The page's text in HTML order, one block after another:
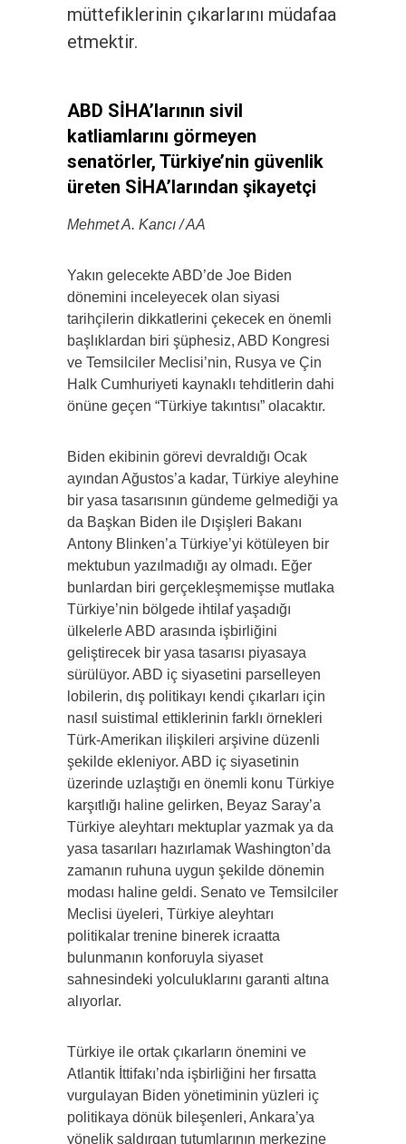
müttefiklerinin çıkarlarını müdafaa
etmektir.
ABD SİHA’larının sivil
katliamlarını görmeyen
senatörler, Türkiye’nin güvenlik
üreten SİHA’larından şikayetçi
Mehmet A. Kancı / AA
Yakın gelecekte ABD’de Joe Biden
dönemini inceleyecek olan siyasi
tarihçilerin dikkatlerini çekecek en önemli
başlıklardan biri şüphesiz, ABD Kongresi
ve Temsilciler Meclisi’nin, Rusya ve Çin
Halk Cumhuriyeti kaynaklı tehditlerin dahi
önüne geçen “Türkiye takıntısı” olacaktır.
Biden ekibinin görevi devraldığı Ocak
ayından Ağustos’a kadar, Türkiye aleyhine
bir yasa tasarısının gündeme gelmediği ya
da Başkan Biden ile Dışişleri Bakanı
Antony Blinken’a Türkiye’yi kötüleyen bir
mektubun yazılmadığı ay olmadı. Eğer
bunlardan biri gerçekleşmemişse mutlaka
Türkiye’nin bölgede ihtilaf yaşadığı
ülkelerle ABD arasında işbirliğini
geliştirecek bir yasa tasarısı piyasaya
sürülüyor. ABD iç siyasetini parselleyen
lobilerin, dış politikayı kendi çıkarları için
nasıl suistimal ettiklerinin farklı örnekleri
Türk-Amerikan ilişkileri arşivine düzenli
şekilde ekleniyor. ABD iç siyasetinin
üzerinde uzlaştığı en önemli konu Türkiye
karşıtlığı haline gelirken, Beyaz Saray’a
Türkiye aleyhtarı mektuplar yazmak ya da
yasa tasarıları hazırlamak Washington’da
zamanın ruhuna uygun şekilde dönemin
modası haline geldi. Senato ve Temsilciler
Meclisi üyeleri, Türkiye aleyhtarı
politikalar trenine binerek icraatta
bulunmanın konforuyla siyaset
sahnesindeki yolculuklarını garanti altına
alıyorlar.
Türkiye ile ortak çıkarların önemini ve
Atlantik İttifakı’nda işbirliğini her fırsatta
vurgulayan Biden yönetiminin yüzleri iç
politikaya dönük bileşenleri, Ankara’ya
yönelik saldırgan tutumlarının merkezine